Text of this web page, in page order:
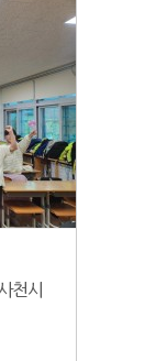
천시